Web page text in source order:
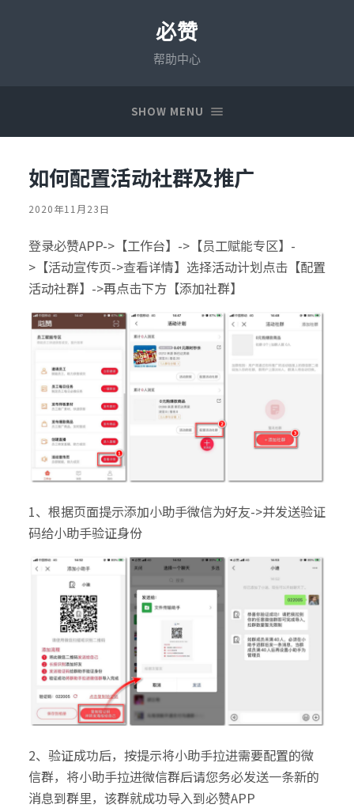
必赞
帮助中心
SHOW MENU
如何配置活动社群及推广
2020年11月23日
登录必赞APP->【工作台】->【员工赋能专区】-
>【活动宣传页->查看详情】选择活动计划点击【配置
活动社群】->再点击下方【添加社群】
1、根据页面提示添加小助手微信为好友->并发送验证
码给小助手验证身份
2、验证成功后，按提示将小助手拉进需要配置的微
信群，将小助手拉进微信群后请您务必发送一条新的
消息到群里，该群就成功导入到必赞APP